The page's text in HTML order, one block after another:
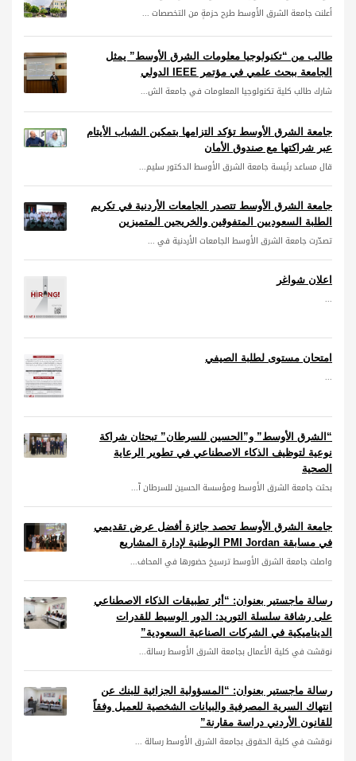
أعلنت جامعة الشرق الأوسط طرح حزمةٍ من التخصصات ...
طالب من “تكنولوجيا معلومات الشرق الأوسط” يمثل
الجامعة ببحث علمي في مؤتمر IEEE الدولي
شارك طالب كلية تكنولوجيا المعلومات في جامعة الش...
جامعة الشرق الأوسط تؤكد التزامها بتمكين الشباب الأيتام
عبر شراكتها مع صندوق الأمان
قال مساعد رئيسة جامعة الشرق الأوسط الدكتور سليم...
جامعة الشرق الأوسط تتصدر الجامعات الأردنية في تكريم
الطلبة السعوديين المتفوقين والخريجين المتميزين
تصدّرت جامعة الشرق الأوسط الجامعات الأردنية في ...
اعلان شواغر
...
امتحان مستوى لطلبة الصيفي
...
“الشرق الأوسط” و”الحسين للسرطان” تبحثان شراكة
نوعية لتوظيف الذكاء الاصطناعي في تطوير الرعاية
الصحية
بحثت جامعة الشرق الأوسط ومؤسسة الحسين للسرطان آ...
جامعة الشرق الأوسط تحصد جائزة أفضل عرض تقديمي
في مسابقة PMI Jordan الوطنية لإدارة المشاريع
واصلت جامعة الشرق الأوسط ترسيخ حضورها في المحاف...
رسالة ماجستير بعنوان: “أثر تطبيقات الذكاء الاصطناعي
على رشاقة سلسلة التوريد: الدور الوسيط للقدرات
الديناميكية في الشركات الصناعية السعودية”
نوقشت في كلية الأعمال بجامعة الشرق الأوسط رسالة...
رسالة ماجستير بعنوان: “المسؤولية الجزائية للبنك عن
انتهاك السرية المصرفية والبيانات الشخصية للعميل وفقاً
للقانون الأردني دراسة مقارنة”
نوقشت في كلية الحقوق بجامعة الشرق الأوسط رسالة ...